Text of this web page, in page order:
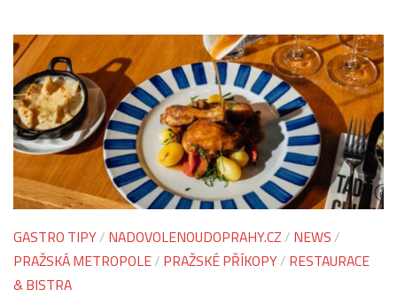
GASTRO TIPY/ NADOVOLENOUDOPRAHY.CZ / NEWS /
PRAŽSKÁ METROPOLE/ PRAŽSKÉ PŘÍKOPY/ RESTAURACE
& BISTRA